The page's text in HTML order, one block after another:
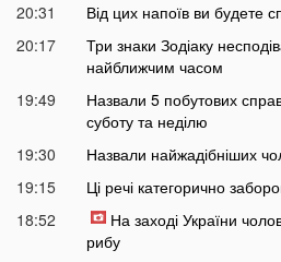
20:31
Від цих напоїв ви будете
20:17
Три знаки Зодіаку
найближчим часом
19:49
Назвали 5 побутових
суботу та неділю
19:30
Назвали найжадібніших
19:15
Ці речі категорично
18:52
На заході України
рибу